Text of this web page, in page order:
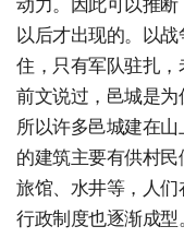
动力。因此可以推
以后才出现的。以
住，只有军队驻扎，
前文说过，邑城是为
所以许多邑城建在
的建筑主要有供村民
旅馆、水井等，人
行政制度也逐渐成